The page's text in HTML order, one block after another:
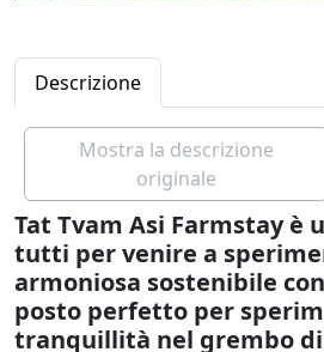
Descrizione
Mostra la descrizione
originale
Tat Tvam Asi Farmstay è
tutti per venire a
armoniosa sostenibile
posto perfetto per
tranquillità nel grembo